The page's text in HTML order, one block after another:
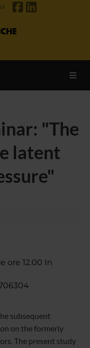
"The
latent
ore 12.00 In
subsequent
on the formerly
The present study